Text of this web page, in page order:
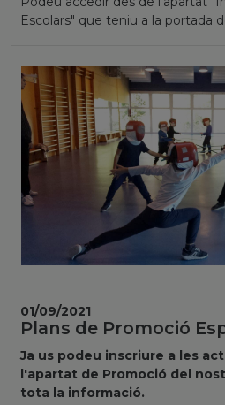
Escolars" que teniu a la portada
Plans de Promoció
Ja us podeu inscriure a les
l'apartat de Promoció del
tota la informació.
01/09/2021